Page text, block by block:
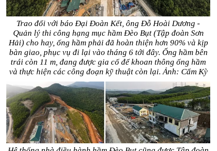
Trao đổi với báo Đại Đoàn Kết, ông Đỗ Hoài Dương -
Quản lý thi công hạng mục hầm Đèo Bụt (Tập đoàn Sơn
Hải) cho hay, ống hầm phải đã hoàn thiện hơn 90% và kịp
bàn giao, phục vụ đi lại vào tháng 6 tới đây. Ống hầm bên
trái còn 11 m, đang được gia cố để khoan thông ống hầm
và thực hiện các công đoạn kỹ thuật còn lại. Ảnh: Cẩm Kỳ